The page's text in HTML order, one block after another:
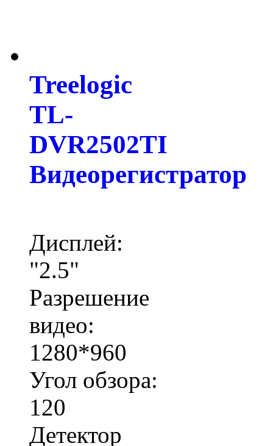
Treelogic
TL-
DVR2502TI
Видеорегистратор
Дисплей:
"2.5"
Разрешение
видео:
1280*960
Угол обзора:
120
Детектор